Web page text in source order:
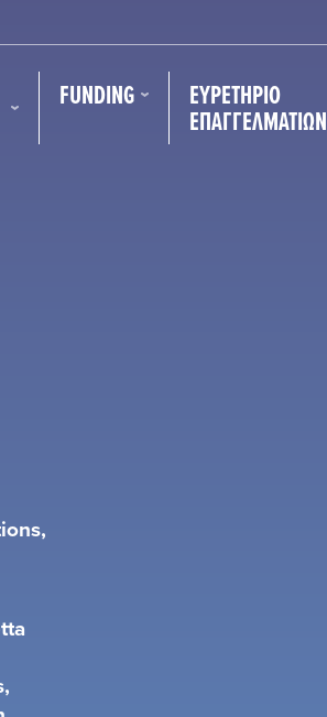
FUNDING ΕΥΡΕΤΉΡΙΟ
ΕΠΑΓΓΕΛΜΑΤΙΏΝ